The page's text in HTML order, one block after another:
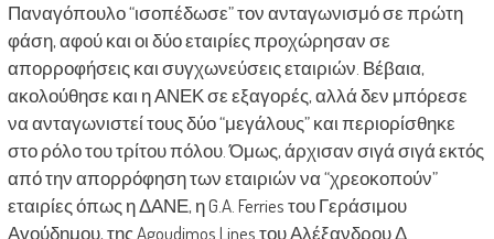
Παναγόπουλο “ισοπέδωσε” τον ανταγωνισμό σε πρώτη
φάση, αφού και οι δύο εταιρίες προχώρησαν σε
απορροφήσεις και συγχωνεύσεις εταιριών. Βέβαια,
ακολούθησε και η ΑΝΕΚ σε εξαγορές, αλλά δεν μπόρεσε
να ανταγωνιστεί τους δύο “μεγάλους” και περιορίσθηκε
στο ρόλο του τρίτου πόλου. Όμως, άρχισαν σιγά σιγά εκτός
από την απορρόφηση των εταιριών να “χρεοκοπούν”
εταιρίες όπως η ΔΑΝΕ, η G.A. Ferries του Γεράσιμου
Αγούδημου, της Agoudimos Lines του Αλέξανδρου Δ.